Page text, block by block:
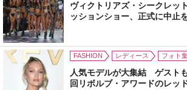
ヴィクトリアズ・シークレッ
ッションショー、正式に中止
FASHION レディース フォト
人気モデルが大集結 ゲスト
回リボルブ・アワードのレッ